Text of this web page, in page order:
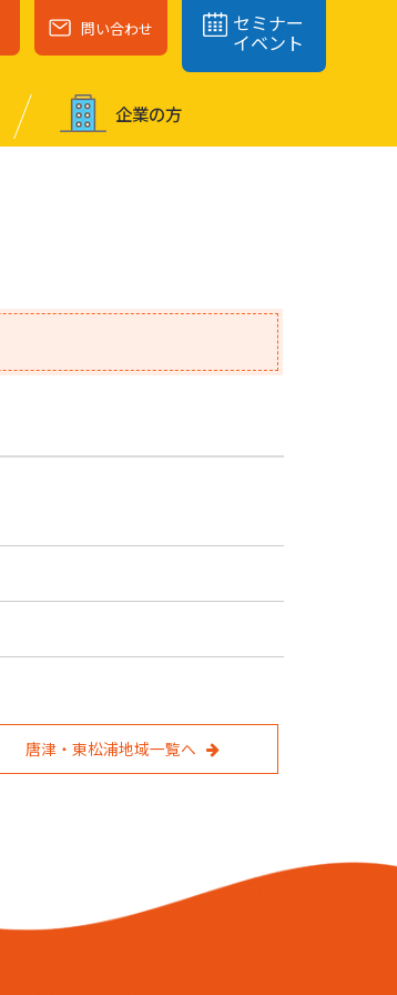
問い合わせ セミナー
イベント
企業の⽅
唐津・東松浦地域一覧へ